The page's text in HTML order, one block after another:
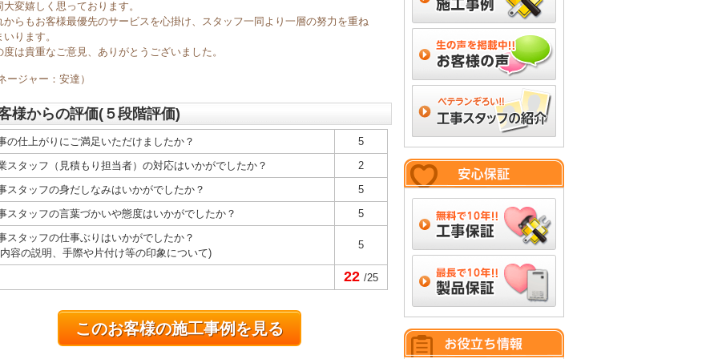
大変嬉しく思っております。
からもお客様最優先のサービスを心掛け、スタッフ一同より一層の努力を重ね
いります。
度は貴重なご意見、ありがとうございました。
ージャー：安達）
様からの評価(５段階評価)
の仕上がりにご満足いただけましたか？
5
スタッフ（見積もり担当者）の対応はいかがでしたか？
2
スタッフの身だしなみはいかがでしたか？
5
スタッフの言葉づかいや態度はいかがでしたか？
5
スタッフの仕事ぶりはいかがでしたか？
容の説明、手際や片付け等の印象について)
5
22 /25
このお客様の施工事例を見る